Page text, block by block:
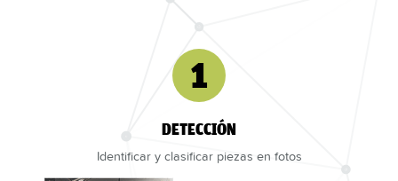
1
DETECCIÓN
Identificar y clasificar piezas en fotos